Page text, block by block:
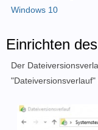
Windows 10
Einrichten
Der
"Dateiversionsverlauf"